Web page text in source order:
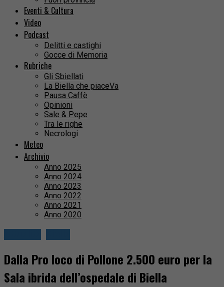
Eventi & Cultura
Video
Podcast
Delitti e castighi
Gocce di Memoria
Rubriche
Gli Sbiellati
La Biella che piaceVa
Pausa Caffè
Opinioni
Sale & Pepe
Tra le righe
Necrologi
Meteo
Archivio
Anno 2025
Anno 2024
Anno 2023
Anno 2022
Anno 2021
Anno 2020
Dalla Pro loco di Pollone 2.500 euro per la
Sala ibrida dell’ospedale di Biella